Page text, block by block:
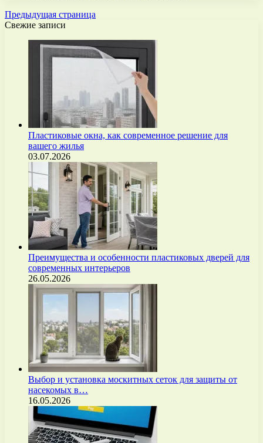
Предыдущая страница
Свежие записи
Пластиковые окна, как современное решение для
вашего жилья
03.07.2026
Преимущества и особенности пластиковых дверей для
современных интерьеров
26.05.2026
Выбор и установка москитных сеток для защиты от
насекомых в…
16.05.2026